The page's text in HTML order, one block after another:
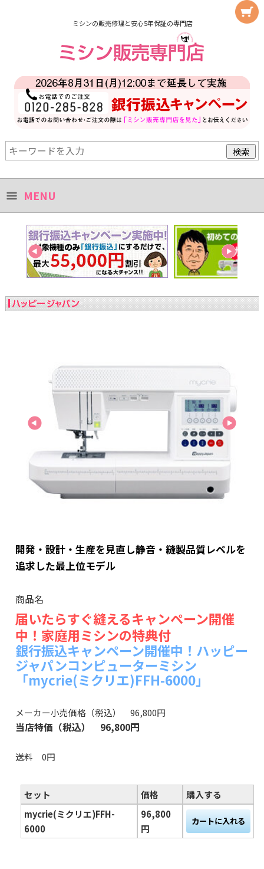
ミシンの販売修理と安心5年保証の専門店
開発・設計・生産を見直し静音・縫製品質レベルを
追求した最上位モデル
商品名
届いたらすぐ縫えるキャンペーン開催
中！家庭用ミシンの特典付
銀行振込キャンペーン開催中！ハッピー
ジャパンコンピューターミシン
「mycrie(ミクリエ)FFH-6000」
メーカー小売価格（税込） 96,800円
当店特価（税込） 96,800円
送料 0円
セット 価格
購入する
mycrie(ミクリエ)FFH-
6000
96,800
円